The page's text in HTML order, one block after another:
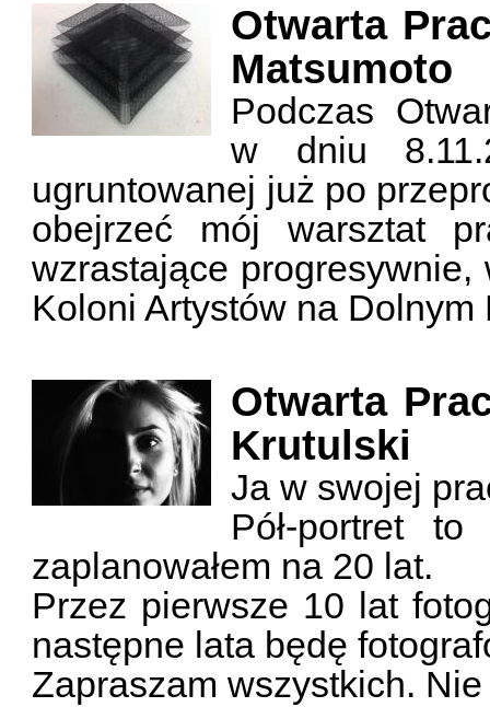
Otwarta
Matsumoto
Podczas
w dniu
ugruntowanej już po
obejrzeć mój warsztat
wzrastające
Koloni Artystów na
Otwarta
Krutulski
Ja w swojej
Pół-portret
zaplanowałem na 20 lat.
Przez pierwsze 10 lat
następne lata będę
Zapraszam wszystkich.